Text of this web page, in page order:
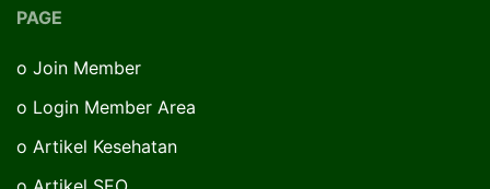
PAGE
o Join Member
o Login Member Area
o Artikel Kesehatan